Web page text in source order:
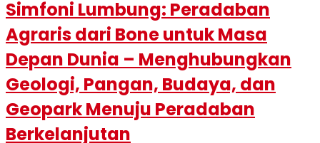
Simfoni Lumbung: Peradaban
Agraris dari Bone untuk Masa
Depan Dunia – Menghubungkan
Geologi, Pangan, Budaya, dan
Geopark Menuju Peradaban
Berkelanjutan